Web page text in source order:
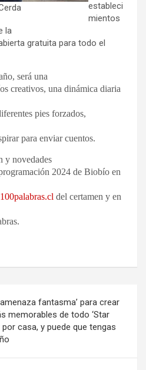
estableci
mientos
la
gratuita para todo el
será una
creativos, una dinámica diaria
pies forzados,
para enviar cuentos.
y novedades
2024 de Biobío en
del certamen y en
fantasma’ para crear
memorables de todo ‘Star
por casa, y puede que tengas